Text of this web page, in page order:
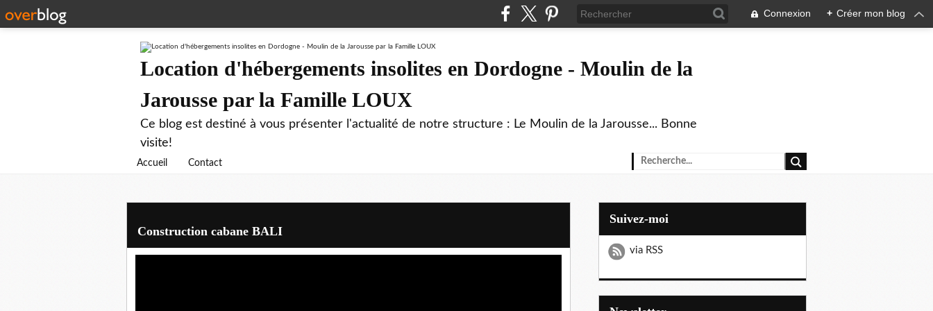
Connexion + Créer mon blog
Location d'hébergements insolites en Dordogne - Moulin de la
Jarousse par la Famille LOUX
Ce blog est destiné à vous présenter l'actualité de notre structure : Le Moulin de la Jarousse... Bonne
visite!
Accueil Contact
Construction cabane BALI
Suivez-moi
via RSS